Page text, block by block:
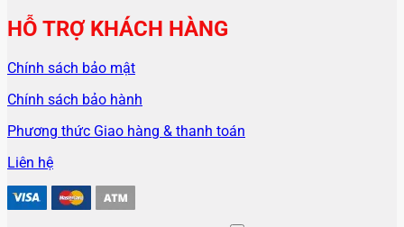
HỖ TRỢ KHÁCH HÀNG
Chính sách bảo mật
Chính sách bảo hành
Phương thức Giao hàng & thanh toán
Liên hệ